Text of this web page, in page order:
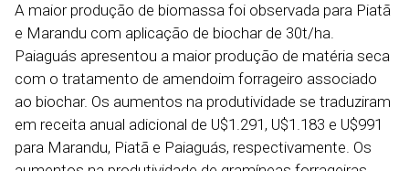
A maior produção de biomassa foi observada para Piatã
e Marandu com aplicação de biochar de 30t/ha.
Paiaguás apresentou a maior produção de matéria seca
com o tratamento de amendoim forrageiro associado
ao biochar. Os aumentos na produtividade se traduziram
em receita anual adicional de U$1.291, U$1.183 e U$991
para Marandu, Piatã e Paiaguás, respectivamente. Os